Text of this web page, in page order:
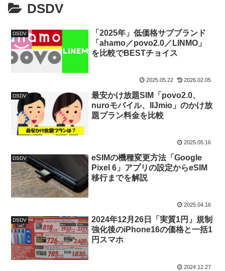
DSDV
DSDV
「2025年」低価格サブブランド
「ahamo／povo2.0／LINMO」
を比較でBESTチョイス
2025.05.22 2026.02.05
DSDV
最安かけ放題SIM「povo2.0、
nuroモバイル、IIJmio」のかけ放
題プラン料金を比較
2025.05.16
DSDV
eSIMの機種変更方法「Google
Pixel 6」アプリの設定からeSIM
移行までを解説
2025.04.16
DSDV
2024年12月26日「実質1円」規制
強化後のiPhone16の価格と一括1
円スマホ
2024.12.27